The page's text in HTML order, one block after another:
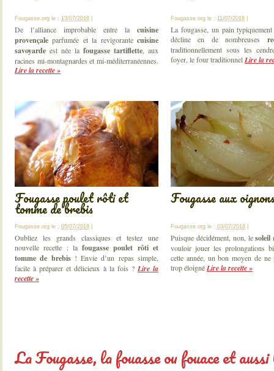
Fougasse.org le : 13/07/2018
De l’alliance improbable entre la cuisine
provençale parfumée et la revigorante cuisine
savoyarde est née la fougasse tartiflette , aux
racines mi-montagnardes et mi-méditerranéennes.
Lire la recette »
Fougasse.org le : 11/07/2018
La fougasse, un pain
décline en de nombreuses
traditionnellement sous les
foyer, le four traditionnelLire la
Fougasse poulet rôti et
tomme de brebis
Fougasse.org le : 05/07/2018
Oubliez les grands classiques et testez une
nouvelle recette : lafougasse poulet rôti et
tomme de brebis! Envie d’un repas simple,
facile à préparer et délicieux à la fois ? Lire la
recette »
Fougasse aux oignons
Fougasse.org le : 03/07/2018
Puisque décidément, non, lesoleil
vouloir jouer les prolongations
cette année, un bon moyen de ne
trop éloignéLire la recette »
La Fougasse, la fouasse ou fouace et